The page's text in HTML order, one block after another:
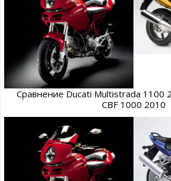
Сравнение Ducati Multistrada 1100
CBF 1000 2010